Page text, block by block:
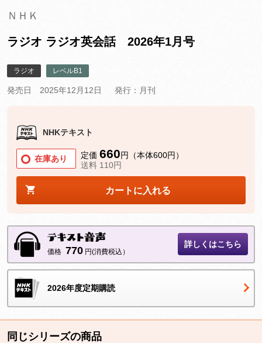
ＮＨＫ
ラジオ ラジオ英会話 2026年1月号
ラジオ レベルB1
発売日 2025年12月12日 発行：月刊
NHKテキスト
在庫あり 定価 660円（本体600円）
送料 110円
カートに入れる
価格 770 円(消費税込）
詳しくはこちら
2026年度定期購読
同じシリーズの商品